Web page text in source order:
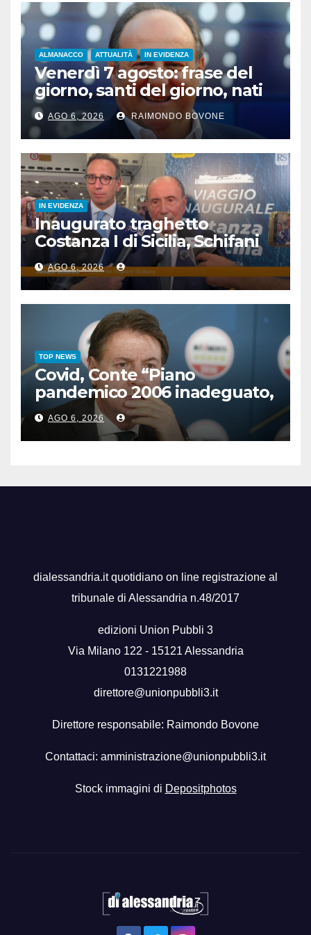
ALMANACCO ATTUALITÀ IN EVIDENZA
Venerdì 7 agosto: frase del
giorno, santi del giorno, nati
famosi, accadde oggi
AGO 6, 2026 RAIMONDO BOVONE
IN EVIDENZA
Inaugurato traghetto
Costanza I di Sicilia, Schifani
“Mantenuto impegni presi”
AGO 6, 2026
TOP NEWS
Covid, Conte “Piano
pandemico 2006 inadeguato,
virus senza precedenti”
AGO 6, 2026
dialessandria.it quotidiano on line registrazione al
tribunale di Alessandria n.48/2017
edizioni Union Pubbli 3
Via Milano 122 - 15121 Alessandria
0131221988
direttore@unionpubbli3.it
Direttore responsabile: Raimondo Bovone
Contattaci: amministrazione@unionpubbli3.it
Stock immagini di Depositphotos